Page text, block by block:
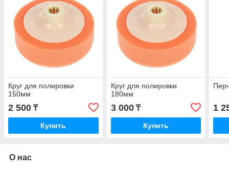
Круг для полировки
150мм
2 500 ₸
Купить
Круг для полировки
180мм
3 000₸
Купить
1
О нас